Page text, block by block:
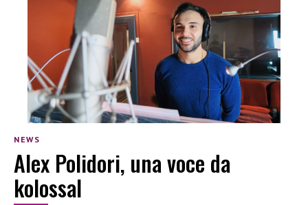
NEWS
Alex Polidori, una voce da
kolossal